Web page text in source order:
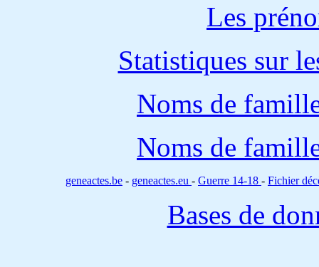
Les
Statistiques sur
Noms de
Noms de
geneactes.be - geneactes.eu - Guerre 14-18 - Fichier
Bases de